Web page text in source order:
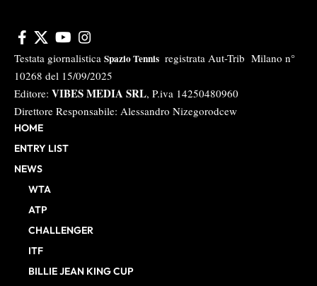
Testata giornalistica Spazio Tennis registrata Aut-Trib Milano n°
10268 del 15/09/2025
Editore: VIBES MEDIA SRL, P.iva 14250480960
Direttore Responsabile: Alessandro Nizegorodcew
HOME
ENTRY LIST
NEWS
WTA
ATP
CHALLENGER
ITF
BILLIE JEAN KING CUP